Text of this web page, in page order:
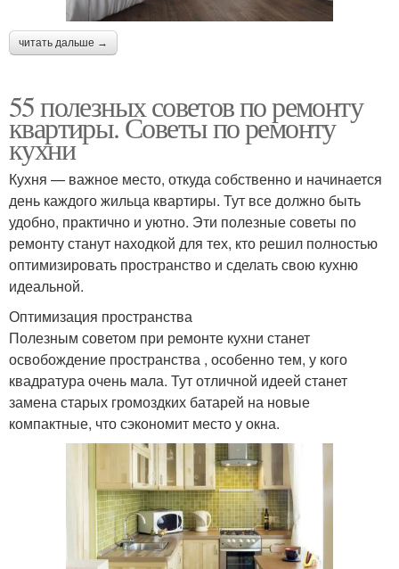
читать дальше →
55 полезных советов по ремонту
квартиры. Советы по ремонту
кухни
Кухня — важное место, откуда собственно и начинается
день каждого жильца квартиры. Тут все должно быть
удобно, практично и уютно. Эти полезные советы по
ремонту станут находкой для тех, кто решил полностью
оптимизировать пространство и сделать свою кухню
идеальной.
Оптимизация пространства
Полезным советом при ремонте кухни станет
освобождение пространства , особенно тем, у кого
квадратура очень мала. Тут отличной идеей станет
замена старых громоздких батарей на новые
компактные, что сэкономит место у окна.